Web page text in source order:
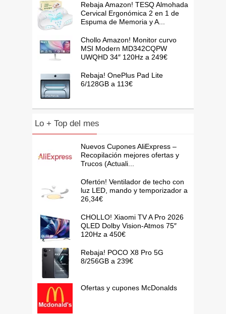
Rebaja Amazon! TESQ Almohada
Cervical Ergonómica 2 en 1 de
Espuma de Memoria y A...
Chollo Amazon! Monitor curvo
MSI Modern MD342CQPW
UWQHD 34″ 120Hz a 249€
Rebaja! OnePlus Pad Lite
6/128GB a 113€
Lo + Top del mes
Nuevos Cupones AliExpress –
Recopilación mejores ofertas y
Trucos (Actuali...
Ofertón! Ventilador de techo con
luz LED, mando y temporizador a
26,34€
CHOLLO! Xiaomi TV A Pro 2026
QLED Dolby Vision-Atmos 75″
120Hz a 450€
Rebaja! POCO X8 Pro 5G
8/256GB a 239€
Ofertas y cupones McDonalds